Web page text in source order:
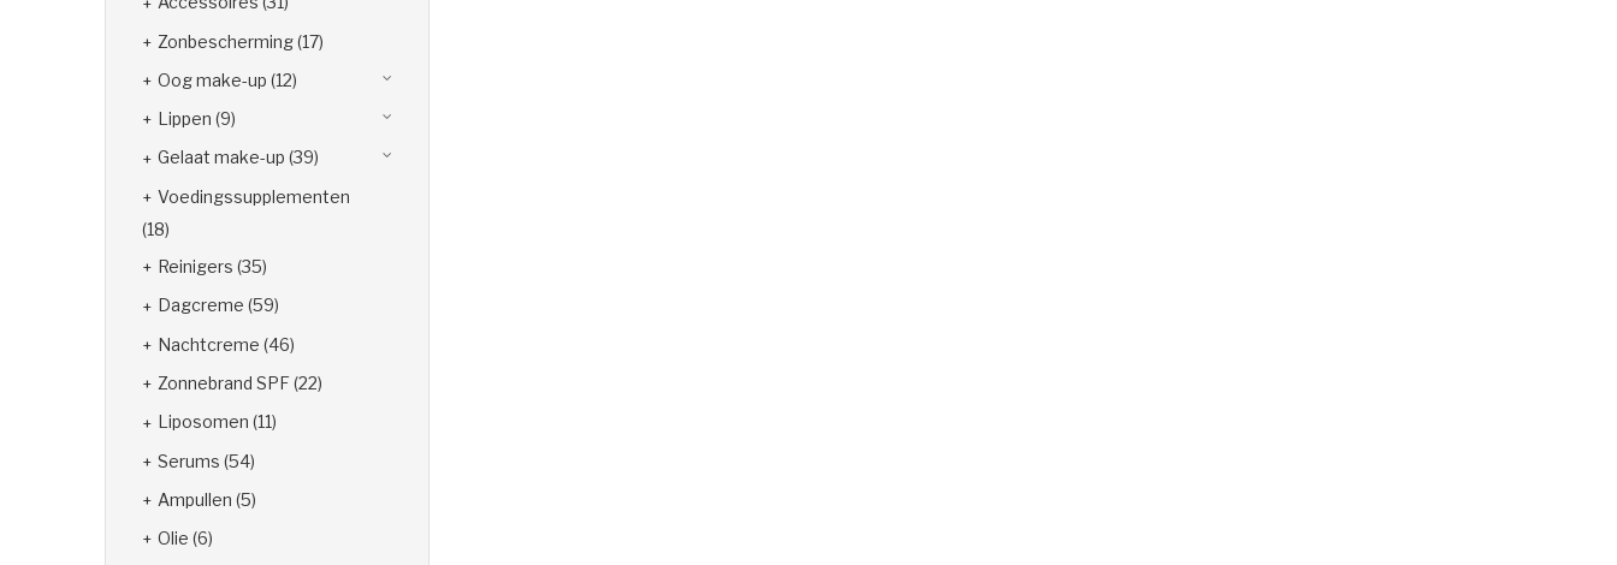
Zonbescherming(17)
Oog make-up (12)
Lippen (9)
Gelaat make-up (39)
Voedingssupplementen
(18)
Reinigers (35)
Dagcreme (59)
Nachtcreme (46)
Zonnebrand SPF (22)
Liposomen (11)
Serums (54)
Ampullen (5)
Olie (6)